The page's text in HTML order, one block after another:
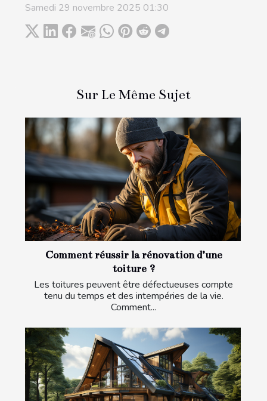
Samedi 29 novembre 2025 01:30
Sur Le Même Sujet
Comment réussir la rénovation d’une
toiture ?
Les toitures peuvent être défectueuses compte
tenu du temps et des intempéries de la vie.
Comment...